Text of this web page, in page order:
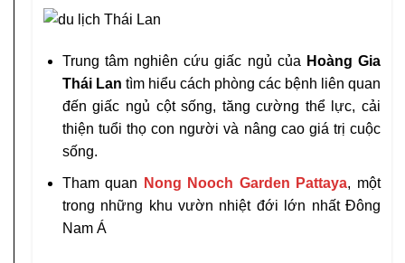
Trung tâm nghiên cứu giấc ngủ của Hoàng Gia
Thái Lan tìm hiểu cách phòng các bệnh liên quan
đến giấc ngủ cột sống, tăng cường thể lực, cải
thiện tuổi thọ con người và nâng cao giá trị cuộc
sống.
Tham quan Nong Nooch Garden Pattaya, một
trong những khu vườn nhiệt đới lớn nhất Đông
Nam Á